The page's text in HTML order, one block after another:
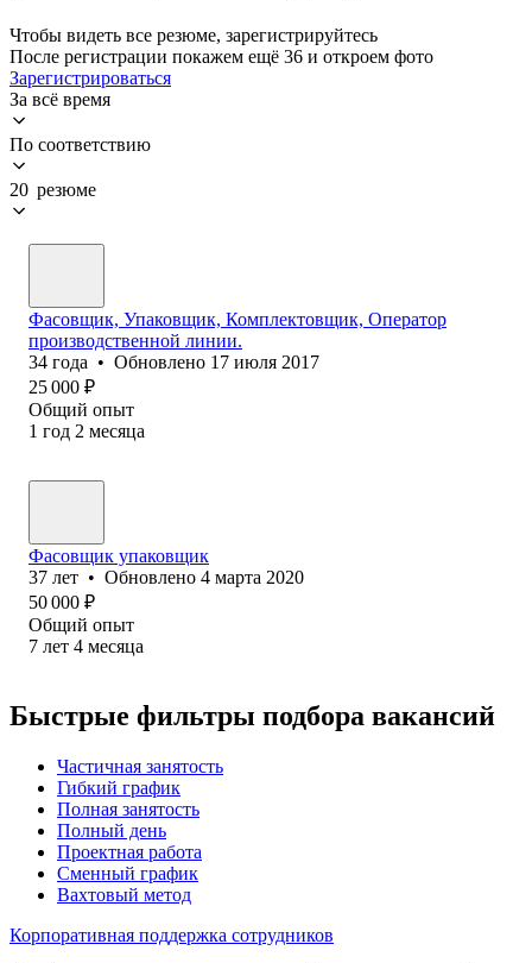
Чтобы видеть все резюме, зарегистрируйтесь
После регистрации покажем ещё 36 и откроем фото
Зарегистрироваться
За всё время
По соответствию
20 резюме
Фасовщик, Упаковщик, Комплектовщик, Оператор
производственной линии.
34 года • Обновлено 17 июля 2017
25 000 ₽
Общий опыт
1 год 2 месяца
Фасовщик упаковщик
37 лет • Обновлено 4 марта 2020
50 000 ₽
Общий опыт
7 лет 4 месяца
Быстрые фильтры подбора вакансий
Частичная занятость
Гибкий график
Полная занятость
Полный день
Проектная работа
Сменный график
Вахтовый метод
Корпоративная поддержка сотрудников